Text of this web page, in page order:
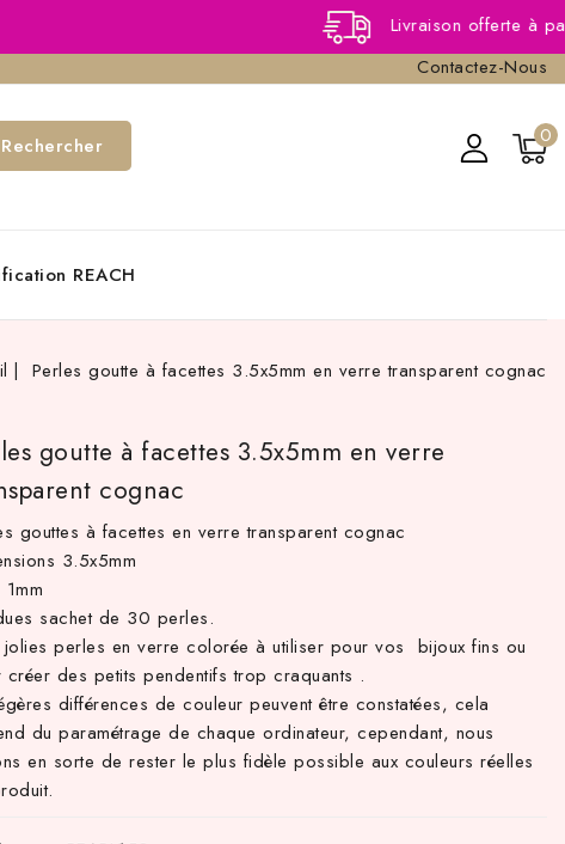
Livraison offerte à partir de
Contactez-Nous
0
Rechercher
REACH
Perles goutte à facettes 3.5x5mm en verre transparent cognac
goutte à facettes 3.5x5mm en verre
cognac
gouttes à facettes en verre transparent cognac
3.5x5mm
sachet de 30 perles.
jolies perles en verre colorée à utiliser pour vos bijoux fins ou
créer des petits pendentifs trop craquants .
différences de couleur peuvent être constatées, cela
du paramétrage de chaque ordinateur, cependant, nous
en sorte de rester le plus fidèle possible aux couleurs réelles